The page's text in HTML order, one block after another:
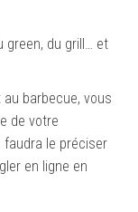
green, du grill… et
barbecue, vous
de votre
faudra le préciser
en ligne en